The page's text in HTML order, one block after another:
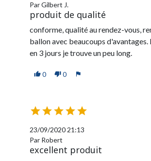
Par Gilbert J.
produit de qualité
conforme, qualité au rendez-vous,
ballon avec beaucoups d'avantages.
en 3 jours je trouve un peu long.
thumb_up 0 thumb_down 0 flag

23/09/2020 21:13
Par Robert
excellent produit